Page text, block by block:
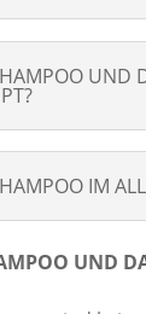
UND
IM
UND